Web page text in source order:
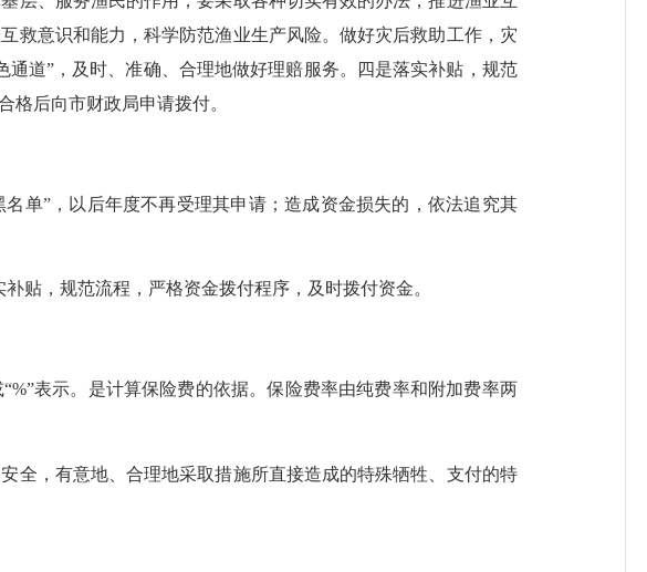
救意识和能力，科学防范渔业生产风险。做好灾后救助工作，灾
道”，及时、准确、合理地做好理赔服务。四是落实补贴，规范
格后向市财政局申请拨付。
”，以后年度不再受理其申请；造成资金损失的，依法追究其
，规范流程，严格资金拨付程序，及时拨付资金。
表示。是计算保险费的依据。保险费率由纯费率和附加费率两
，有意地、合理地采取措施所直接造成的特殊牺牲、支付的特